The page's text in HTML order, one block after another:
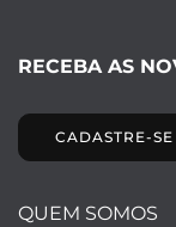
RECEBA AS
CADASTRE-SE
QUEM SOMOS